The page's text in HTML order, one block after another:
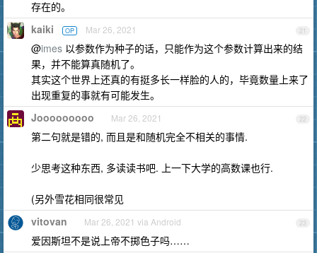
存在的。
21
kaiki OP Mar 26, 2021
@imes 以参数作为种子的话，只能作为这个参数计算出来的结
果，并不能算真随机了。
其实这个世界上还真的有挺多长一样脸的人的，毕竟数量上来了
出现重复的事就有可能发生。
22
Jooooooooo Mar 26, 2021
第二句就是错的, 而且是和随机完全不相关的事情.
少思考这种东西, 多读读书吧. 上一下大学的高数课也行.
(另外雪花相同很常见
23
vitovan Mar 26, 2021 via Android
爱因斯坦不是说上帝不掷色子吗……